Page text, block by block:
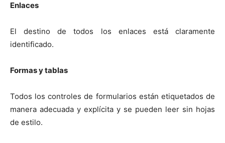
Enlaces
El destino de todos los enlaces está claramente
identificado.
Formas y tablas
Todos los controles de formularios están etiquetados de
manera adecuada y explícita y se pueden leer sin hojas
de estilo.